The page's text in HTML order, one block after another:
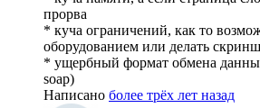
прорва
* куча ограничений, как то
оборудованием или делать
* ущербный формат обмена
soap)
Написано более трёх лет назад